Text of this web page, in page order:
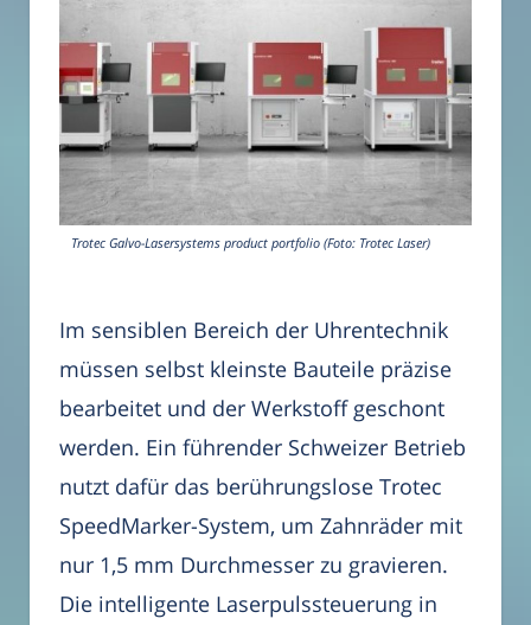
Trotec Galvo-Lasersystems product portfolio (Foto: Trotec Laser)
Im sensiblen Bereich der Uhrentechnik
müssen selbst kleinste Bauteile präzise
bearbeitet und der Werkstoff geschont
werden. Ein führender Schweizer Betrieb
nutzt dafür das berührungslose Trotec
SpeedMarker-System, um Zahnräder mit
nur 1,5 mm Durchmesser zu gravieren.
Die intelligente Laserpulssteuerung in